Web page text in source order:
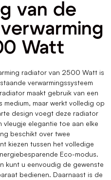
van de
Watt
radiator van 2500 Watt is
verwarmingssysteem
maakt gebruik van een
medium, maar werkt volledig op
design voegt deze radiator
vleugje elegantie toe aan elke
beschikt over twee
kiezen tussen het volledige
Eco-modus.
kunt u eenvoudig de gewenste
bedienen. Daarnaast is de